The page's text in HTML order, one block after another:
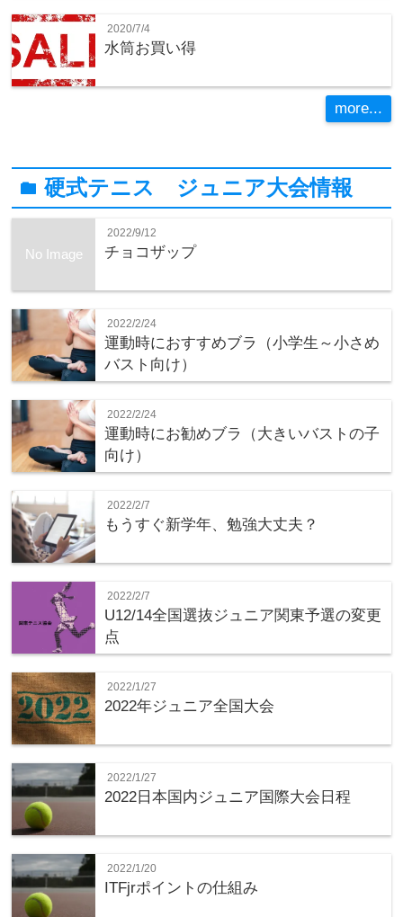
2020/7/4
水筒お買い得
more...
folder硬式テニス ジュニア大会情報
No Image
2022/9/12
チョコザップ
2022/2/24
運動時におすすめブラ（小学生～小さめ
バスト向け）
2022/2/24
運動時にお勧めブラ（大きいバストの子
向け）
2022/2/7
もうすぐ新学年、勉強大丈夫？
2022/2/7
U12/14全国選抜ジュニア関東予選の変更
点
2022/1/27
2022年ジュニア全国大会
2022/1/27
2022日本国内ジュニア国際大会日程
2022/1/20
ITFjrポイントの仕組み